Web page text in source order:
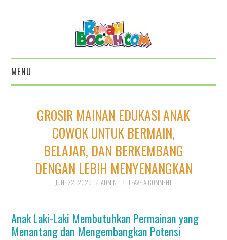
MENU
KATALOG BOARD GAME 5
KATALOG ALAT
KATALOG BALOK EDUKATIF
GROSIR MAINAN EDUKASI ANAK
COWOK UNTUK BERMAIN,
BELAJAR, DAN BERKEMBANG
DENGAN LEBIH MENYENANGKAN
JUNI 22, 2026 ADMIN LEAVE A COMMENT
Anak Laki-Laki Membutuhkan Permainan yang
Menantang dan Mengembangkan Potensi